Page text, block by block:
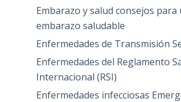
Embarazo y salud consejos para
embarazo saludable
Enfermedades de Transmisión
Enfermedades del Reglamento
Internacional (RSI)
Enfermedades infecciosas